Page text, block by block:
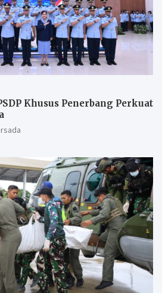
Khusus Penerbang Perkuat